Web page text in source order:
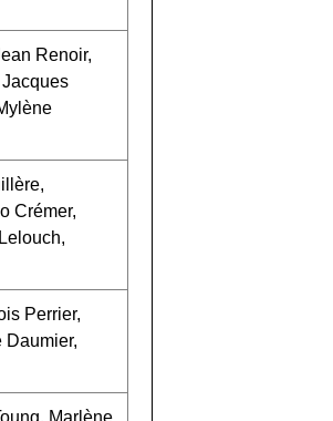
Renoir,
Crémer,
Perrier,
Daumier,